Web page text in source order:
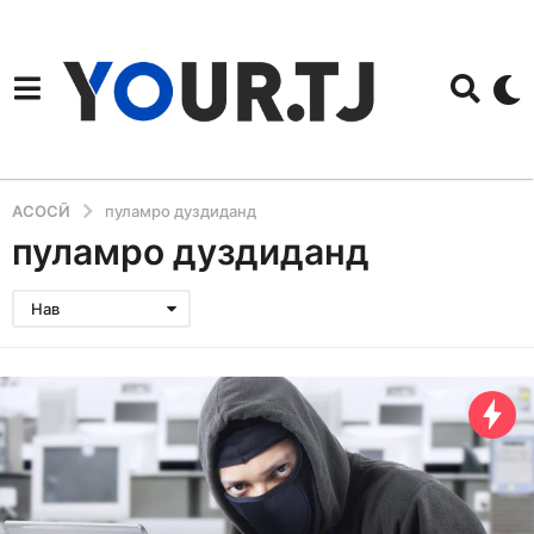
АСОСӢ пуламро дуздиданд
пуламро дуздиданд
Нав